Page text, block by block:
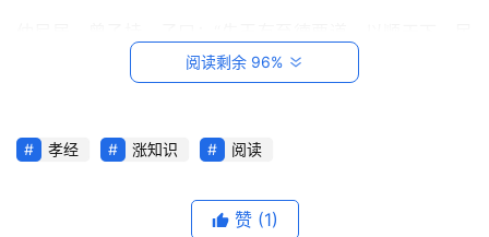
首
用和睦，上下无怨。汝知之乎？” 曾子避席曰：“参不敏，何
也。立身行道，扬名于后世，以显父母，孝之终也。夫孝，
阅读剩余 96%
孝经 涨知识 阅读
赞 (1)